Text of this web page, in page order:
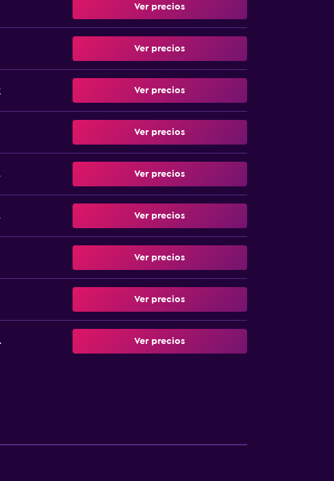
Ver precios
Ver precios
Ver precios
Ver precios
Ver precios
Ver precios
Ver precios
Ver precios
Ver precios